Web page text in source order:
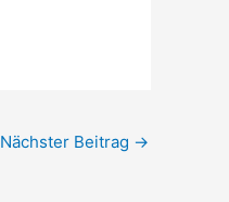
Nächster Beitrag →